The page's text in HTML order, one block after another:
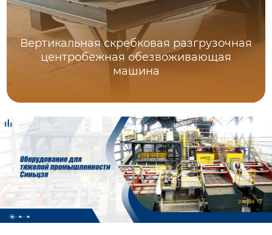
Вертикальная скребковая разгрузочная
центробежная обезвоживающая
машина